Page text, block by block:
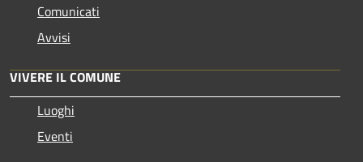
Comunicati
Avvisi
VIVERE IL COMUNE
Luoghi
Eventi